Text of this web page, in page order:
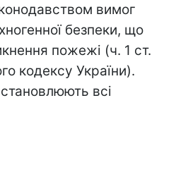
вимог
безпеки, що
пожежі (ч. 1 ст.
кодексу України).
всі